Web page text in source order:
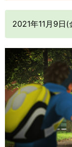
コラッタ
(アローラ)
ポチ
フワンテ チョ
など
※フーパ
「バン
2021年11月9日(